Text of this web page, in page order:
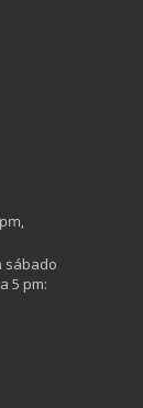
sábado
5 pm: